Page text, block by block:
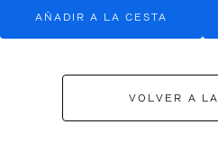
AÑADIR A LA CESTA
VOLVER A